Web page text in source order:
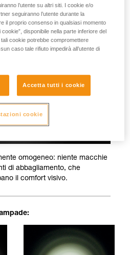
omogeneo: niente macchie
di abbagliamento, che
il comfort visivo.
l’utente su altri siti. I cookie e/o
seguiranno l’utente durante la
il proprio consenso in qualsiasi momento
disponibile nella parte inferiore del
cookie potrebbe compromettere
caso tale rifiuto impedirà all’utente di
Accetta tutti i cookie
cookie